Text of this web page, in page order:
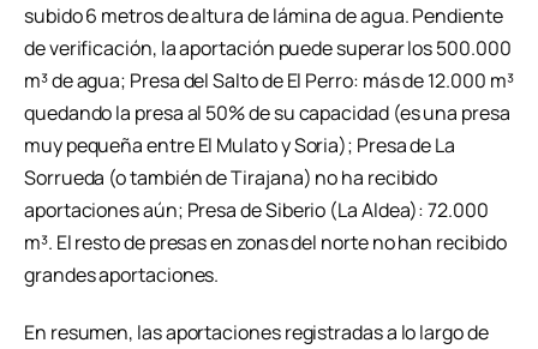
subido 6 metros de altura de lámina de agua. Pendiente
de verificación, la aportación puede superar los 500.000
m³ de agua; Presa del Salto de El Perro: más de 12.000 m³
quedando la presa al 50% de su capacidad (es una presa
muy pequeña entre El Mulato y Soria); Presa de La
Sorrueda (o también de Tirajana) no ha recibido
aportaciones aún; Presa de Siberio (La Aldea): 72.000
m³. El resto de presas en zonas del norte no han recibido
grandes aportaciones.
En resumen, las aportaciones registradas a lo largo de